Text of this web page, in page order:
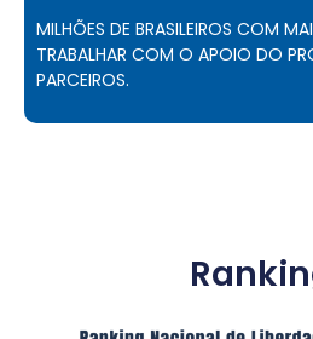
MILHÕES DE BRASILEIROS COM
TRABALHAR COM O APOIO DO
PARCEIROS.